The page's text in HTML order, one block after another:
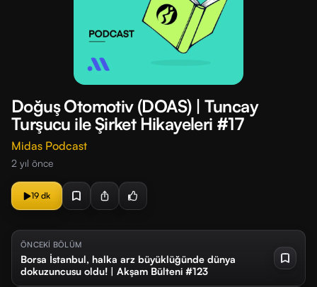
Doğuş Otomotiv (DOAS) | Tuncay
Turşucu ile Şirket Hikayeleri #17
Midas Podcast
2 yıl önce
19 dk
ÖNCEKİ BÖLÜM
Borsa İstanbul, halka arz büyüklüğünde dünya
dokuzuncusu oldu! | Akşam Bülteni #123